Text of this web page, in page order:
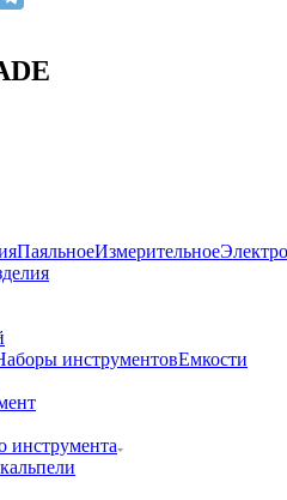
ПаяльноеИзмерительное
инструментовЕмкости
инструмента